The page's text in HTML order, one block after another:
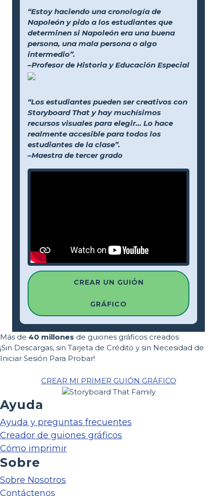
“Estoy haciendo una cronología de
Napoleón y pido a los estudiantes que
determinen si Napoleón era una buena
persona, una mala persona o algo
intermedio”.
–Profesor de Historia y Educación Especial
“Los estudiantes pueden ser creativos con
Storyboard That y hay muchísimos
recursos visuales para elegir... Lo hace
realmente accesible para todos los
estudiantes de la clase”.
–Maestra de tercer grado
CREAR UN GUIÓN
GRÁFICO
Más de 40 millones de guiones gráficos creados
¡Sin Descargas, sin Tarjeta de Crédito y sin Necesidad de
Iniciar Sesión Para Probar!
CREAR MI PRIMER GUIÓN GRÁFICO
Ayuda
Ayuda y preguntas frecuentes
Creador de guiones gráficos
Cómo imprimir
Sobre
Sobre Nosotros
Contáctenos